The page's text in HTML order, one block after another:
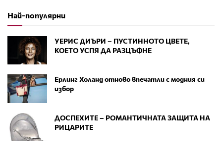
Най-популярни
УЕРИС ДИЪРИ – ПУСТИННОТО ЦВЕТЕ,
КОЕТО УСПЯ ДА РАЗЦЪФНЕ
Ерлинг Холанд отново впечатли с модния си
избор
ДОСПЕХИТЕ – РОМАНТИЧНАТА ЗАЩИТА НА
РИЦАРИТЕ